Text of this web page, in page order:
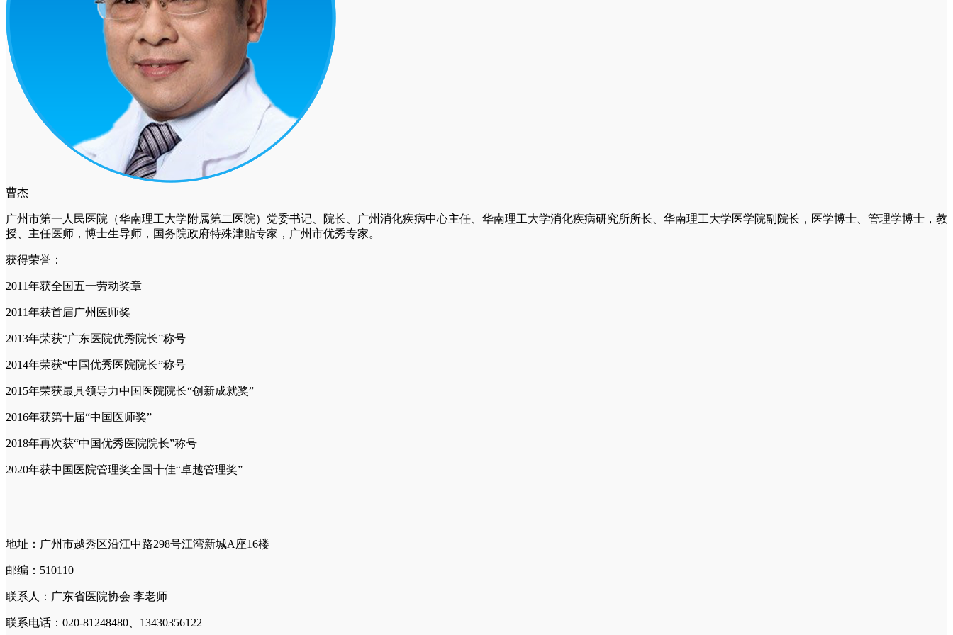
曹杰
广州市第一人民医院（华南理工大学附属第二医院）党委书记、院长、广州消化疾病中心主任、华南理工大学消化疾病研究所所长、华南理工大学医学院副院长，医学博士、管理学博士，教
授、主任医师，博士生导师，国务院政府特殊津贴专家，广州市优秀专家。
获得荣誉：
2011年获全国五一劳动奖章
2011年获首届广州医师奖
2013年荣获“广东医院优秀院长”称号
2014年荣获“中国优秀医院院长”称号
2015年荣获最具领导力中国医院院长“创新成就奖”
2016年获第十届“中国医师奖”
2018年再次获“中国优秀医院院长”称号
2020年获中国医院管理奖全国十佳“卓越管理奖”
地址：广州市越秀区沿江中路298号江湾新城A座16楼
邮编：510110
联系人：广东省医院协会 李老师
联系电话：020-81248480、13430356122